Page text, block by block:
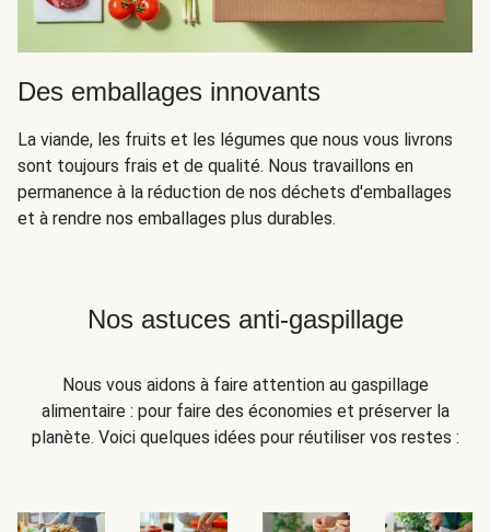
Des emballages innovants
La viande, les fruits et les légumes que nous vous livrons
sont toujours frais et de qualité. Nous travaillons en
permanence à la réduction de nos déchets d'emballages
et à rendre nos emballages plus durables.
Nos astuces anti-gaspillage
Nous vous aidons à faire attention au gaspillage
alimentaire : pour faire des économies et préserver la
planète. Voici quelques idées pour réutiliser vos restes :